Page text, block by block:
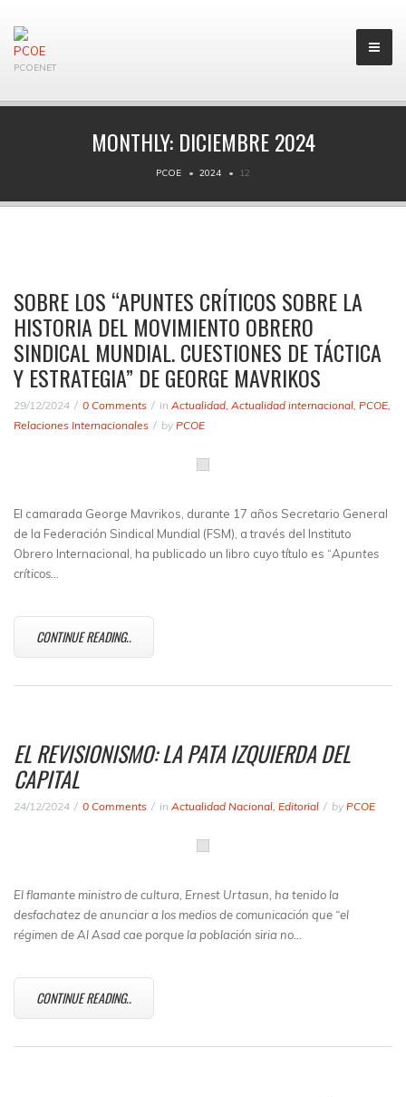
PCOENET
MONTHLY:DICIEMBRE 2024
PCOE 2024 12
SOBRE LOS “APUNTES CRÍTICOS SOBRE LA
HISTORIA DEL MOVIMIENTO OBRERO
SINDICAL MUNDIAL. CUESTIONES DE TÁCTICA
Y ESTRATEGIA” DE GEORGE MAVRIKOS
29/12/2024 0 Comments in Actualidad, Actualidad internacional, PCOE,
Relaciones Internacionales
by PCOE
El camarada George Mavrikos, durante 17 años Secretario General
de la Federación Sindical Mundial (FSM), a través del Instituto
Obrero Internacional, ha publicado un libro cuyo título es “Apuntes
críticos…
CONTINUE READING..
EL REVISIONISMO: LA PATA IZQUIERDA DEL
CAPITAL
24/12/2024 0 Comments in Actualidad Nacional, Editorial by PCOE
El flamante ministro de cultura, Ernest Urtasun, ha tenido la
desfachatez de anunciar a los medios de comunicación que “el
régimen de Al Asad cae porque la población siria no…
CONTINUE READING..